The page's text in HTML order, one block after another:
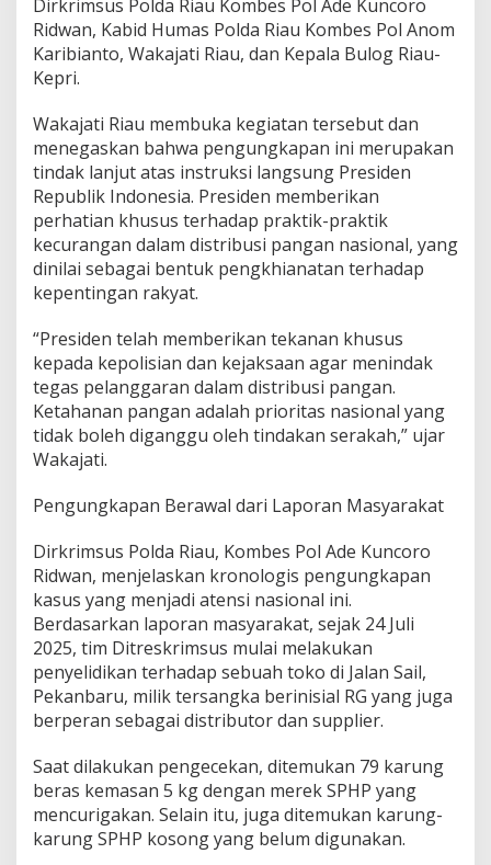
O
p
l
o
n
B
e
r
m
e
r
e
k
H
P
,
W
a
k
o
l
a
I
n
i
A
t
e
n
L
a
n
g
s
Dirkrimsus Polda Riau Kombes Pol Ade Kuncoro
Ridwan, Kabid Humas Polda Riau Kombes Pol Anom
Karibianto, Wakajati Riau, dan Kepala Bulog Riau-
Kepri.
Wakajati Riau membuka kegiatan tersebut dan
menegaskan bahwa pengungkapan ini merupakan
tindak lanjut atas instruksi langsung Presiden
Republik Indonesia. Presiden memberikan
perhatian khusus terhadap praktik-praktik
kecurangan dalam distribusi pangan nasional, yang
dinilai sebagai bentuk pengkhianatan terhadap
kepentingan rakyat.
“Presiden telah memberikan tekanan khusus
kepada kepolisian dan kejaksaan agar menindak
tegas pelanggaran dalam distribusi pangan.
Ketahanan pangan adalah prioritas nasional yang
tidak boleh diganggu oleh tindakan serakah,” ujar
Wakajati.
Pengungkapan Berawal dari Laporan Masyarakat
Dirkrimsus Polda Riau, Kombes Pol Ade Kuncoro
Ridwan, menjelaskan kronologis pengungkapan
kasus yang menjadi atensi nasional ini.
Berdasarkan laporan masyarakat, sejak 24 Juli
2025, tim Ditreskrimsus mulai melakukan
penyelidikan terhadap sebuah toko di Jalan Sail,
Pekanbaru, milik tersangka berinisial RG yang juga
berperan sebagai distributor dan supplier.
Saat dilakukan pengecekan, ditemukan 79 karung
beras kemasan 5 kg dengan merek SPHP yang
mencurigakan. Selain itu, juga ditemukan karung-
karung SPHP kosong yang belum digunakan.